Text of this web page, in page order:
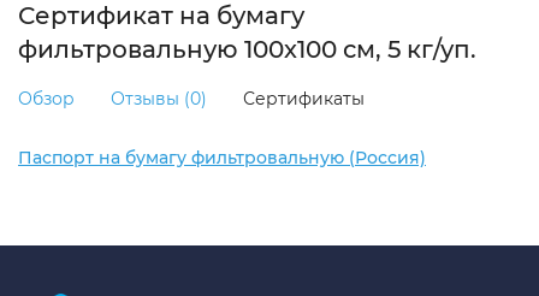
Сертификат на бумагу
фильтровальную 100х100 см, 5 кг/уп.
Обзор Отзывы (0) Сертификаты
Паспорт на бумагу фильтровальную (Россия)